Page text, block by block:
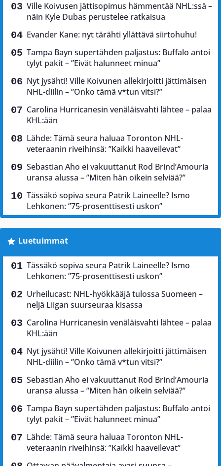
Ville Koivusen jättisopimus hämmentää NHL:ssä –
näin Kyle Dubas perustelee ratkaisua
Evander Kane: nyt tärähti yllättävä siirtohuhu!
Tampa Bayn supertähden paljastus: Buffalo antoi
tylyt pakit – ”Eivät halunneet minua”
Nyt jysähti! Ville Koivunen allekirjoitti jättimäisen
NHL-diilin – ”Onko tämä v*tun vitsi?”
Carolina Hurricanesin venäläisvahti lähtee – palaa
KHL:ään
Lähde: Tämä seura haluaa Toronton NHL-
veteraanin riveihinsä: ”Kaikki haaveilevat”
Sebastian Aho ei vakuuttanut Rod Brind’Amouria
uransa alussa – ”Miten hän oikein selviää?”
Tässäkö sopiva seura Patrik Laineelle? Ismo
Lehkonen: ”75-prosenttisesti uskon”
Luetuimmat
Tässäkö sopiva seura Patrik Laineelle? Ismo
Lehkonen: ”75-prosenttisesti uskon”
Urheilucast: NHL-hyökkääjä tulossa Suomeen –
neljä Liigan suurseuraa kisassa
Carolina Hurricanesin venäläisvahti lähtee – palaa
KHL:ään
Nyt jysähti! Ville Koivunen allekirjoitti jättimäisen
NHL-diilin – ”Onko tämä v*tun vitsi?”
Sebastian Aho ei vakuuttanut Rod Brind’Amouria
uransa alussa – ”Miten hän oikein selviää?”
Tampa Bayn supertähden paljastus: Buffalo antoi
tylyt pakit – ”Eivät halunneet minua”
Lähde: Tämä seura haluaa Toronton NHL-
veteraanin riveihinsä: ”Kaikki haaveilevat”